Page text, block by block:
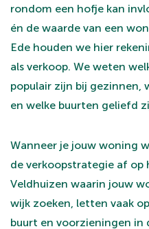
rondom een hofje kan
én de waarde van een
Ede houden we hier
als verkoop. We weten
populair zijn bij gezinnen,
en welke buurten geliefd
Wanneer je jouw woning
de verkoopstrategie af op
Veldhuizen waarin jouw
wijk zoeken, letten vaak
buurt en voorzieningen in